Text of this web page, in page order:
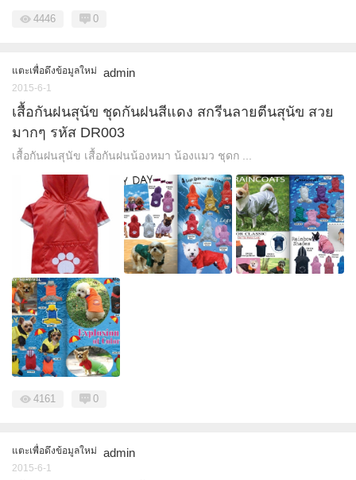
4446 0
แตะเพื่อดึงข้อมูลใหม่ admin
2015-6-1
เสื้อกันฝนสุนัข ชุดกันฝนสีแดง สกรีนลายตีนสุนัข สวย
มากๆ รหัส DR003
เสื้อกันฝนสุนัข เสื้อกันฝนน้องหมา น้องแมว ชุดก ...
4161 0
แตะเพื่อดึงข้อมูลใหม่ admin
2015-6-1